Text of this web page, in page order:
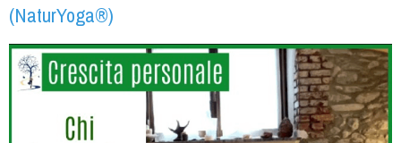
(NaturYoga®)